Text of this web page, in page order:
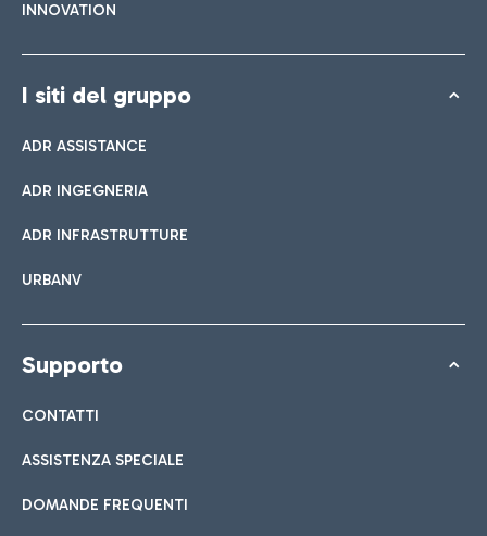
INNOVATION
I siti del gruppo
ADR ASSISTANCE
ADR INGEGNERIA
ADR INFRASTRUTTURE
URBANV
Supporto
CONTATTI
ASSISTENZA SPECIALE
DOMANDE FREQUENTI